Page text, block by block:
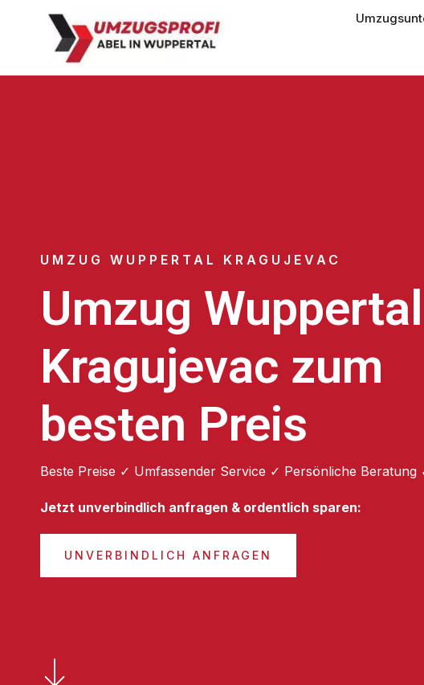
UMZUG WUPPERTAL KRAGUJEVAC
Umzug Wuppertal
Kragujevac zum
besten Preis
Beste Preise ✓ Umfassender Service ✓ Persönliche Beratung
Jetzt unverbindlich anfragen & ordentlich sparen:
UNVERBINDLICH ANFRAGEN